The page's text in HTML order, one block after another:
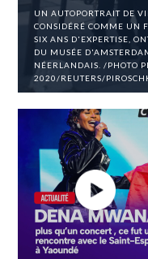
UN AUTOPORTRAIT DE
CONSIDÉRÉ COMME UN
SIX ANS D'EXPERTISE,
DU MUSÉE
NÉERLANDAIS. /PHOTO
2020/REUTERS/